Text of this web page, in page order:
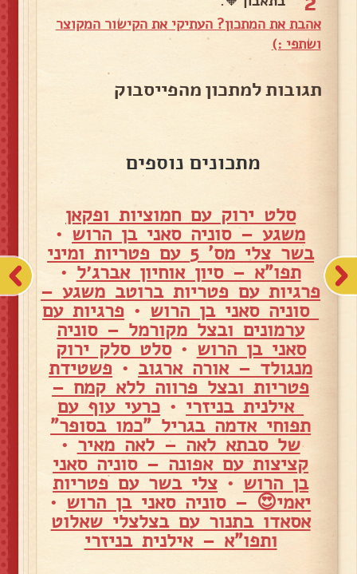
אהבת את המתכון? העתיקי את הקישור המקוצר
ושתפי :)
תגובות למתכון מהפייסבוק
מתכונים נוספים
סלט ירוק עם חמוציות ופקאן
משגע – סוניה סאני בן הרוש •
בשר צלי מס' 5 עם פטריות ומיני
תפו"א – סיון אוחיון אברג׳ל •
פרגיות עם פטריות ברוטב משגע –
סוניה סאני בן הרוש • פרגיות עם
ערמונים ובצל מקורמל – סוניה
סאני בן הרוש •סלט סלק ירוק
מנגולד – אורה ארגוב •פשטידת
פטריות ובצל פרווה ללא קמח –
אילנית בניזרי • כרעי עוף עם
תפוחי אדמה בגריל "כמו בסופר"
של סבתא לאה – לאה מאיר •
קציצות עם אפונה – סוניה סאני
בן הרוש • צלי בשר עם פטריות
יאמי😍 – סוניה סאני בן הרוש •
אסאדו בתנור עם בצלצלי שאלוט
ותפו"א – אילנית בניזרי